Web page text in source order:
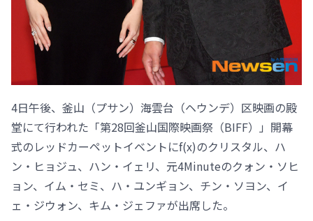
4日午後、釜山（プサン）海雲台（ヘウンデ）区映画の殿
堂にて行われた「第28回釜山国際映画祭（BIFF）」開幕
式のレッドカーペットイベントにf(x)のクリスタル、ハ
ン・ヒョジュ、ハン・イェリ、元4Minuteのクォン・ソヒ
ョン、イム・セミ、ハ・ユンギョン、チン・ソヨン、イ
ェ・ジウォン、キム・ジェファが出席した。